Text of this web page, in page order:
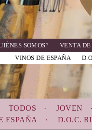
SOMOS? VENTA
VINOS DE ESPAÑA
TODOS JOVEN
ESPAÑA
D.O.C.